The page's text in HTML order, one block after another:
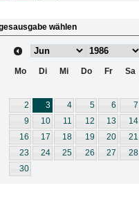
wählen
Mo Di Mi Do Fr Sa
2
3 4 5 6 7
9
10 11 12 13 14
16
17 18 19 20 21
23
24 25 26 27 28
30